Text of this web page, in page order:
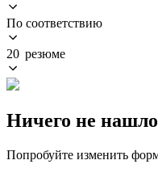
По соответствию
20 резюме
Ничего не
Попробуйте изменить